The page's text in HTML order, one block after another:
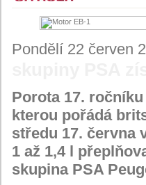
Pondělí 22 červen
Porota 17.
kterou pořádá
středu 17. června
1 až 1,4 l
skupina PSA